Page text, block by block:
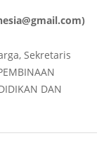
Sekretaris
DAN